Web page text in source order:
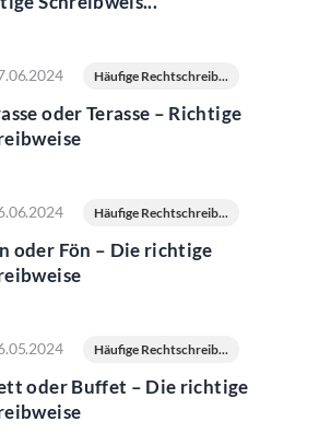
Häufige Rechtschreib...
oder Terasse – Richtige
Häufige Rechtschreib...
oder Fön – Die richtige
Häufige Rechtschreib...
oder Buffet – Die richtige